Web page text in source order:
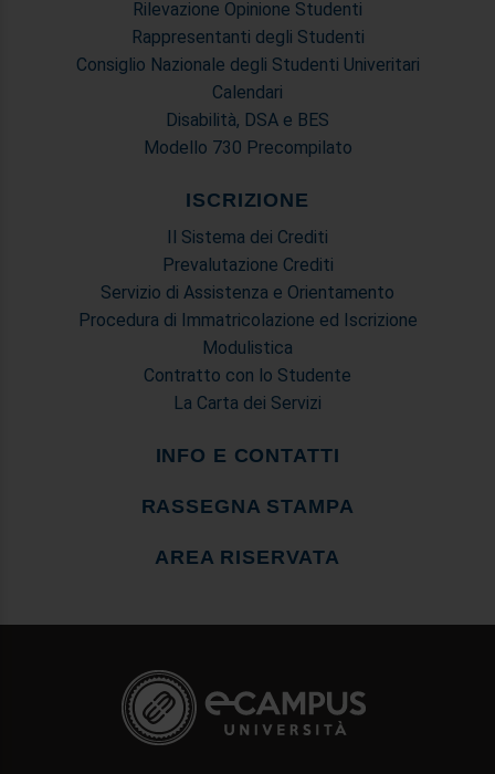
raccolto dal suo utilizzo dei loro servizi.
Rilevazione Opinione Studenti
Rappresentanti degli Studenti
Consiglio Nazionale degli Studenti Univeritari
Calendari
Disabilità, DSA e BES
Modello 730 Precompilato
ISCRIZIONE
Il Sistema dei Crediti
Prevalutazione Crediti
Servizio di Assistenza e Orientamento
Procedura di Immatricolazione ed Iscrizione
Modulistica
Contratto con lo Studente
La Carta dei Servizi
INFO E CONTATTI
RASSEGNA STAMPA
AREA RISERVATA